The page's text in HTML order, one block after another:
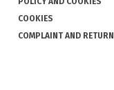
COOKIES
COMPLAINT AND RETURN